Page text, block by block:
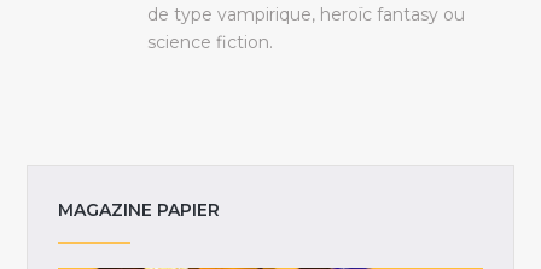
de type vampirique, heroïc fantasy ou
science fiction.
MAGAZINE PAPIER